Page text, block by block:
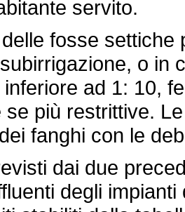
servito.
fosse settiche
o in
ad 1: 10,
se più restrittive.
fanghi con le
dai due
degli